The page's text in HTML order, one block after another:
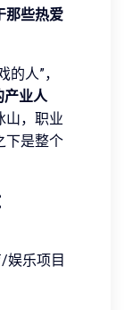
那些热爱
人”，
产业人
山，职业
下是整个
娱乐项目